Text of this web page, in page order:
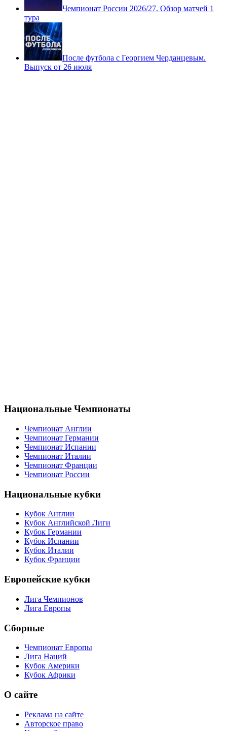
Чемпионат России 2026/27. Обзор матчей 1
тура
Национальные Чемпионаты
Чемпионат Англии
Чемпионат Испании
Чемпионат Франции
Чемпионат России
Национальные кубки
Кубок Англии
Кубок Английской Лиги
Кубок Германии
Кубок Италии
Кубок Франции
Европейские кубки
Лига Чемпионов
Лига Европы
Сборные
Чемпионат Европы
Кубок Америки
Кубок Африки